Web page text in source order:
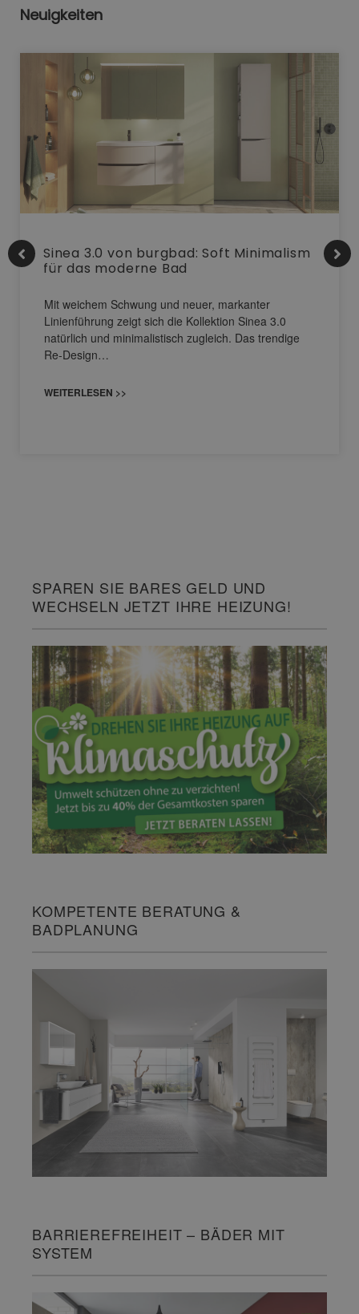
Neuigkeiten
Sinea 3.0 von burgbad: Soft Minimalism
für das moderne Bad
Mit weichem Schwung und neuer, markanter
Linienführung zeigt sich die Kollektion Sinea 3.0
natürlich und minimalistisch zugleich. Das trendige
Re-Design…
WEITERLESEN >>
SPAREN SIE BARES GELD UND
WECHSELN JETZT IHRE HEIZUNG!
KOMPETENTE BERATUNG &
BADPLANUNG
BARRIEREFREIHEIT – BÄDER MIT
SYSTEM